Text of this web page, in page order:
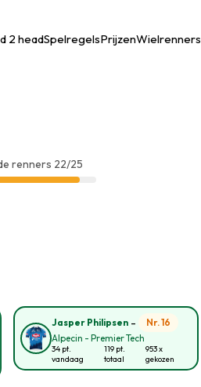
2 headSpelregelsPrijzenWielrenners
renners 22/25
Jasper Philipsen -
Nr. 16
Alpecin - Premier Tech
34 pt.
vandaag
119 pt.
totaal
953 x
gekozen